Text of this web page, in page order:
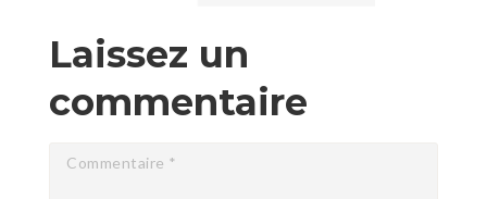
Laissez un
commentaire